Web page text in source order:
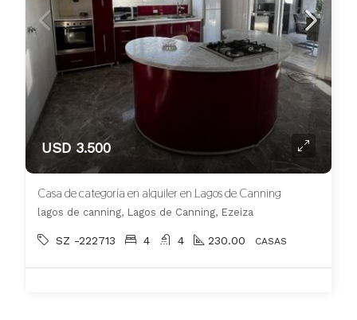
USD 3.500
Casa de categoría en alquiler en Lagos de Canning
lagos de canning, Lagos de Canning, Ezeiza
SZ -222713 4 4 230.00 CASAS